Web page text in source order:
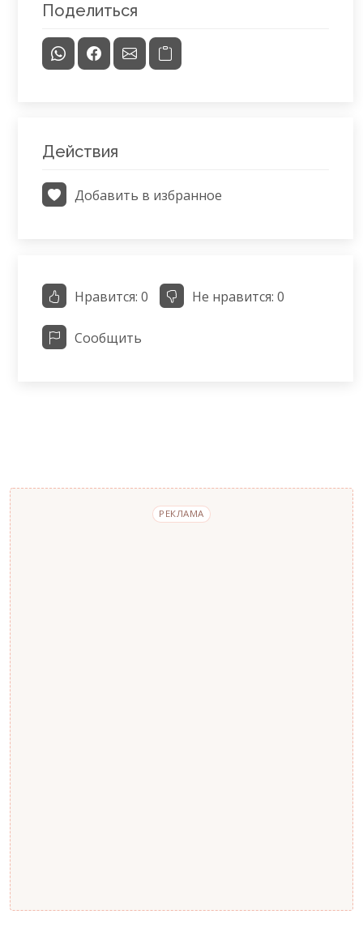
Поделиться
Действия
Добавить в избранное
Нравится: 0 Не нравится: 0
Сообщить
РЕКЛАМА